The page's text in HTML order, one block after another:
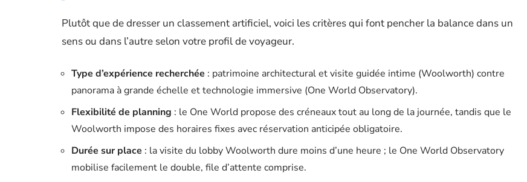
Plutôt que de dresser un classement artificiel, voici les critères qui font pencher la balance dans un
sens ou dans l’autre selon votre profil de voyageur.
Type d’expérience recherchée : patrimoine architectural et visite guidée intime (Woolworth) contre
panorama à grande échelle et technologie immersive (One World Observatory).
Flexibilité de planning : le One World propose des créneaux tout au long de la journée, tandis que le
Woolworth impose des horaires fixes avec réservation anticipée obligatoire.
Durée sur place : la visite du lobby Woolworth dure moins d’une heure ; le One World Observatory
mobilise facilement le double, file d’attente comprise.